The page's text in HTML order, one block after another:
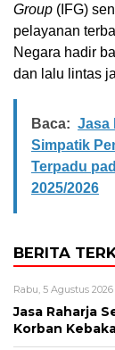
Group (IFG)
pelayanan
Negara hadir
dan lalu lintas
Baca: Jasa
Simpatik
Terpadu
2025/2026
BERITA
Rabu, 5 Agustus
Jasa Raharja
Korban